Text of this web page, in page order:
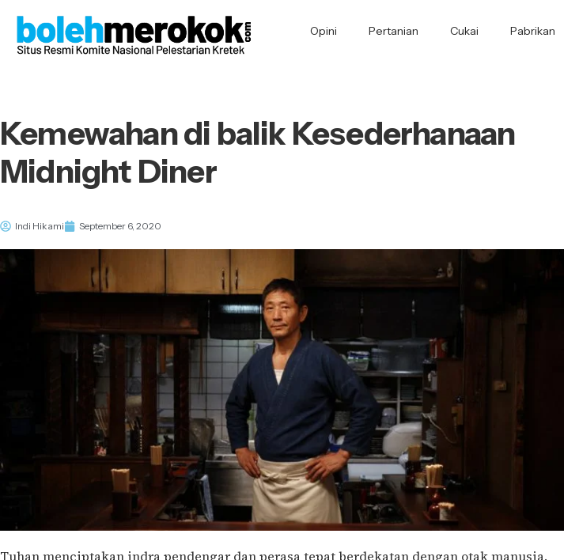
Opini Pertanian Cukai Pabrikan
Kemewahan di balik Kesederhanaan
Midnight Diner
Indi Hikami September 6, 2020
Tuhan menciptakan indra pendengar dan perasa tepat berdekatan dengan otak manusia.